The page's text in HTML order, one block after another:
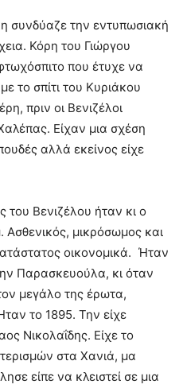
την εντυπωσιακή
Κόρη του Γιώργου
που έτυχε να
το σπίτι του Κυριάκου
πριν οι Βενιζέλοι
Είχαν μια σχέση
αλλά εκείνος είχε
του Βενιζέλου ήταν κι ο
μικρόσωμος και
οικονομικά. Ήταν
Παρασκευούλα, κι όταν
μεγάλο της έρωτα,
το 1895. Την είχε
Νικολαΐδης. Είχε το
στα Χανιά, μα
είπε να κλειστεί σε μια